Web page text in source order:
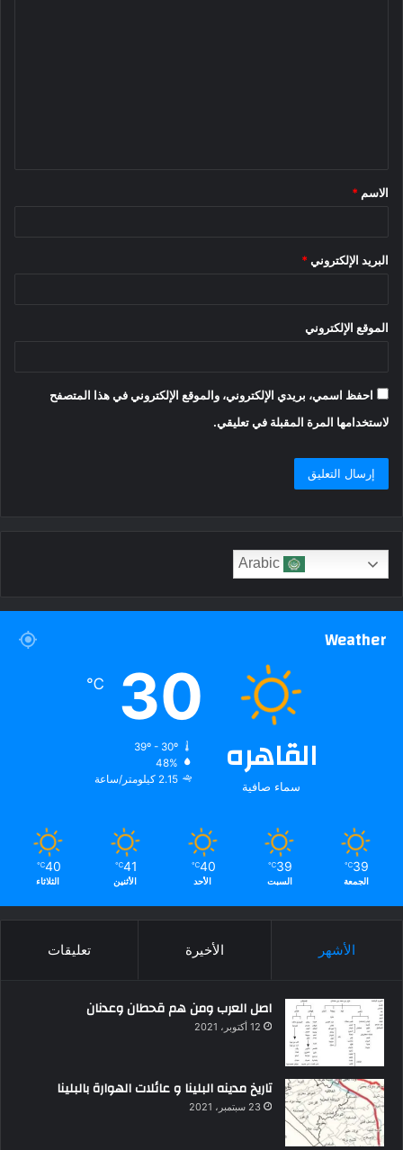
*
الاسم *
البريد الإلكتروني *
الموقع الإلكتروني
احفظ اسمي، بريدي الإلكتروني، والموقع الإلكتروني في هذا المتصفح
لاستخدامها المرة المقبلة في تعليقي.
Weather
القاهره
سماء صافية
30
℃
39º - 30º
48%
2.15 كيلومتر/ساعة
39
℃
الجمعة
39
℃
السبت
40
℃
الأحد
41
℃
الأثنين
40
℃
الثلاثاء
الأشهر الأخيرة تعليقات
اصل العرب ومن هم قحطان وعدنان
12 أكتوبر، 2021
تاريخ مدينه البلينا و عائلات الهوارة بالبلينا
23 سبتمبر، 2021